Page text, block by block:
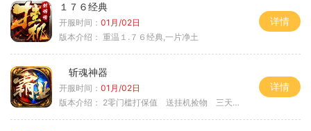
１７６经典
开服时间： 01月/02日
版本介绍： 重温１.７６经典,一片净土
详情
斩魂神器
开服时间： 01月/02日
版本介绍： 2零门槛打保值 送挂机捡物 三天合区
详情